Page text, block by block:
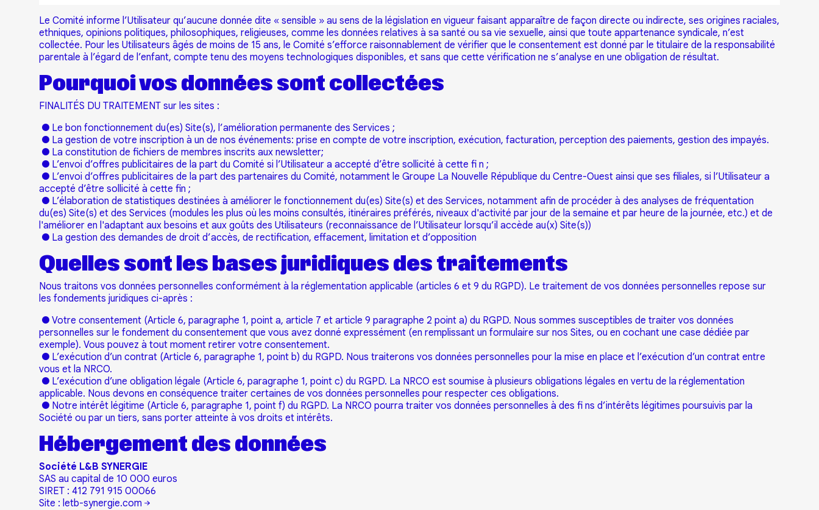
Le Comité informe l’Utilisateur qu’aucune donnée dite « sensible » au sens de la législation en vigueur faisant apparaître de façon directe ou indirecte, ses origines raciales,
ethniques, opinions politiques, philosophiques, religieuses, comme les données relatives à sa santé ou sa vie sexuelle, ainsi que toute appartenance syndicale, n’est
collectée. Pour les Utilisateurs âgés de moins de 15 ans, le Comité s’efforce raisonnablement de vérifier que le consentement est donné par le titulaire de la responsabilité
parentale à l’égard de l’enfant, compte tenu des moyens technologiques disponibles, et sans que cette vérification ne s’analyse en une obligation de résultat.
Pourquoi vos données sont collectées
FINALITÉS DU TRAITEMENT sur les sites :
● Le bon fonctionnement du(es) Site(s), l’amélioration permanente des Services ;
● La gestion de votre inscription à un de nos événements: prise en compte de votre inscription, exécution, facturation, perception des paiements, gestion des impayés.
● La constitution de fichiers de membres inscrits aux newsletter;
● L’envoi d’offres publicitaires de la part du Comité si l’Utilisateur a accepté d’être sollicité à cette fi n ;
● L’envoi d’offres publicitaires de la part des partenaires du Comité, notamment le Groupe La Nouvelle République du Centre-Ouest ainsi que ses filiales, si l’Utilisateur a
accepté d’être sollicité à cette fin ;
● L’élaboration de statistiques destinées à améliorer le fonctionnement du(es) Site(s) et des Services, notamment afin de procéder à des analyses de fréquentation
du(es) Site(s) et des Services (modules les plus où les moins consultés, itinéraires préférés, niveaux d'activité par jour de la semaine et par heure de la journée, etc.) et de
l'améliorer en l'adaptant aux besoins et aux goûts des Utilisateurs (reconnaissance de l’Utilisateur lorsqu’il accède au(x) Site(s))
● La gestion des demandes de droit d’accès, de rectification, effacement, limitation et d’opposition
Quelles sont les bases juridiques des traitements
Nous traitons vos données personnelles conformément à la réglementation applicable (articles 6 et 9 du RGPD). Le traitement de vos données personnelles repose sur
les fondements juridiques ci-après :
● Votre consentement (Article 6, paragraphe 1, point a, article 7 et article 9 paragraphe 2 point a) du RGPD. Nous sommes susceptibles de traiter vos données
personnelles sur le fondement du consentement que vous avez donné expressément (en remplissant un formulaire sur nos Sites, ou en cochant une case dédiée par
exemple). Vous pouvez à tout moment retirer votre consentement.
● L’exécution d’un contrat (Article 6, paragraphe 1, point b) du RGPD. Nous traiterons vos données personnelles pour la mise en place et l’exécution d’un contrat entre
vous et la NRCO.
● L’exécution d’une obligation légale (Article 6, paragraphe 1, point c) du RGPD. La NRCO est soumise à plusieurs obligations légales en vertu de la réglementation
applicable. Nous devons en conséquence traiter certaines de vos données personnelles pour respecter ces obligations.
● Notre intérêt légitime (Article 6, paragraphe 1, point f) du RGPD. La NRCO pourra traiter vos données personnelles à des fi ns d’intérêts légitimes poursuivis par la
Société ou par un tiers, sans porter atteinte à vos droits et intérêts.
Hébergement des données
Société L&B SYNERGIE
SAS au capital de 10 000 euros
SIRET : 412 791 915 00066
Site : letb-synergie.com